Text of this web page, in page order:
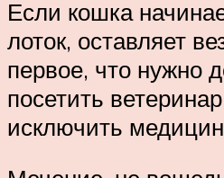
Если кошка
лоток, оставляет
первое, что нужно
посетить
исключить